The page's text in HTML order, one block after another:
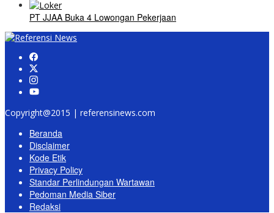
PT JJAA Buka 4 Lowongan Pekerjaan
Copyright@2015 | referensinews.com
Beranda
Disclaimer
Kode Etik
Privacy Policy
Standar Perlindungan Wartawan
Pedoman Media Siber
Redaksi